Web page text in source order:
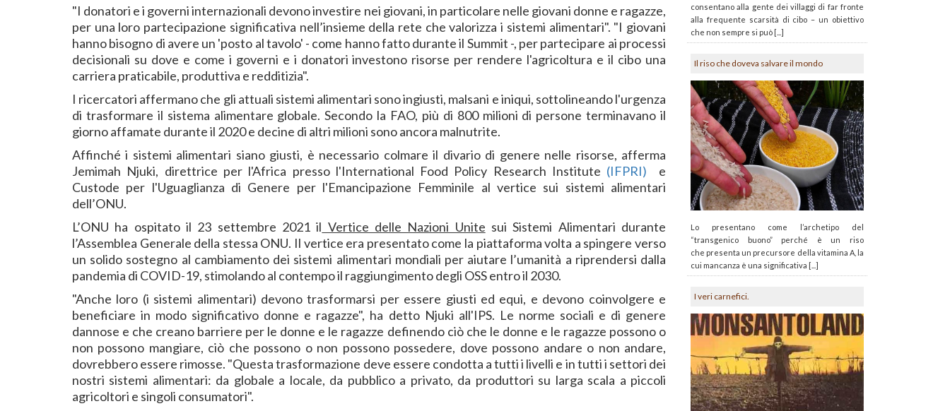
"I donatori e i governi internazionali devono investire nei giovani, in particolare nelle giovani donne e ragazze,
per una loro partecipazione significativa nell’insieme della rete che valorizza i sistemi alimentari". "I giovani
hanno bisogno di avere un 'posto al tavolo' - come hanno fatto durante il Summit -, per partecipare ai processi
decisionali su dove e come i governi e i donatori investono risorse per rendere l'agricoltura e il cibo una
carriera praticabile, produttiva e redditizia".
I ricercatori affermano che gli attuali sistemi alimentari sono ingiusti, malsani e iniqui, sottolineando l'urgenza
di trasformare il sistema alimentare globale. Secondo la FAO, più di 800 milioni di persone terminavano il
giorno affamate durante il 2020 e decine di altri milioni sono ancora malnutrite.
Affinché i sistemi alimentari siano giusti, è necessario colmare il divario di genere nelle risorse, afferma
Jemimah Njuki, direttrice per l'Africa presso l'International Food Policy Research Institute (IFPRI) e
Custode per l'Uguaglianza di Genere per l'Emancipazione Femminile al vertice sui sistemi alimentari
dell’ONU.
L’ONU ha ospitato il 23 settembre 2021 il Vertice delle Nazioni Unite sui Sistemi Alimentari durante
l’Assemblea Generale della stessa ONU. Il vertice era presentato come la piattaforma volta a spingere verso
un solido sostegno al cambiamento dei sistemi alimentari mondiali per aiutare l’umanità a riprendersi dalla
pandemia di COVID-19, stimolando al contempo il raggiungimento degli OSS entro il 2030.
"Anche loro (i sistemi alimentari) devono trasformarsi per essere giusti ed equi, e devono coinvolgere e
beneficiare in modo significativo donne e ragazze", ha detto Njuki all'IPS. Le norme sociali e di genere
dannose e che creano barriere per le donne e le ragazze definendo ciò che le donne e le ragazze possono o
non possono mangiare, ciò che possono o non possono possedere, dove possono andare o non andare,
dovrebbero essere rimosse. "Questa trasformazione deve essere condotta a tutti i livelli e in tutti i settori dei
nostri sistemi alimentari: da globale a locale, da pubblico a privato, da produttori su larga scala a piccoli
agricoltori e singoli consumatori".
consentano alla gente dei villaggi di far fronte
alla frequente scarsità di cibo – un obiettivo
che non sempre si può [...]
Il riso che doveva salvare il mondo
Lo presentano come l’archetipo del
“transgenico buono” perché è un riso
che presenta un precursore della vitamina A, la
cui mancanza è una significativa [...]
I veri carnefici.